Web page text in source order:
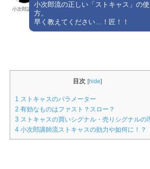
小次郎講師
小次郎流の正しい「ストキャス」の
方。
早く教えてください…！匠！！
目次 [hide]
1 ストキャスのパラメーター
2 有効なものはファスト？スロー？
3 ストキャスの買いシグナル・売りシグナルの
4 小次郎講師流ストキャスの効力や如何に！？